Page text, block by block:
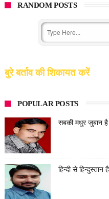
RANDOM POSTS
बुरे बर्ताव की शिकायत करें
POPULAR POSTS
सबकी मधुर जुबान है
हिन्दी से